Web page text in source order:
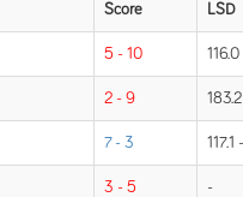
Score LSD
5 - 10
2 - 9
7 - 3 117.1
3 - 5 -